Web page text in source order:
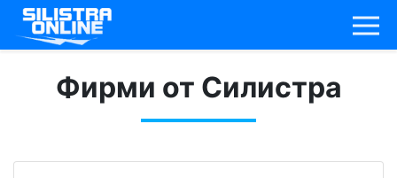
Фирми от Силистра